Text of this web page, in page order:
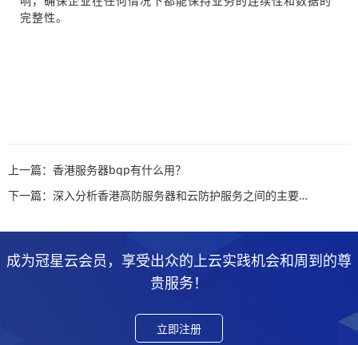
完整性。
上一篇：香港服务器bgp有什么用？
下一篇：深入分析香港高防服务器和云防护服务之间的主要区别
成为冠星云会员，享受出众的上云实践机会和周到的尊
贵服务！
立即注册